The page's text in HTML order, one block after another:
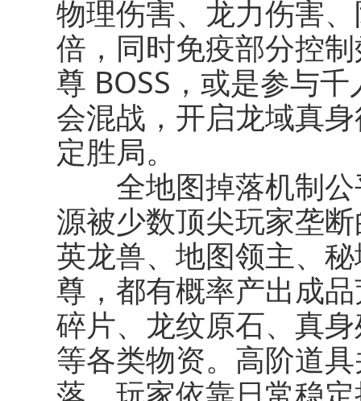
物理伤害、龙力伤害
倍，同时免疫部分控
尊 BOSS，或是参与
会混战，开启龙域真
定胜局。
全地图掉落机制公
源被少数顶尖玩家垄
英龙兽、地图领主、
尊，都有概率产出成
碎片、龙纹原石、真
等各类物资。高阶道